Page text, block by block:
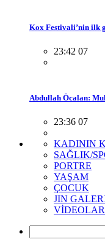
Kox Festivali’nin ilk
23:42 07
Abdullah Öcalan:
23:36 07
KADININ
SAĞLIK/
PORTRE
YAŞAM
ÇOCUK
JIN
VİDEOLAR